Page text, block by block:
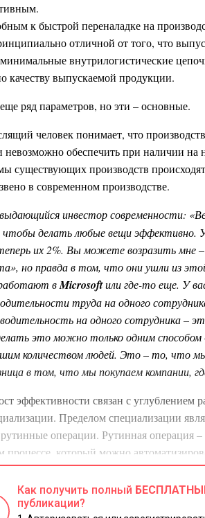
к быстрой переналадке на
отличной от того, что
внутрилогистические
качеству выпускаемой продукции.
ряд параметров, но эти – основные.
человек понимает, что
невозможно обеспечить при наличии на
существующих производств
в современном производстве.
инвестор современности:
делать любые вещи эффективно. У
их 2%. Вы можете возразить мне
но правда в том, что они ушли из
вMicrosoftили где-то еще. У
труда на одного
на одного сотрудника –
это можно только одним
количеством людей. Это – то, что
в том, что мы покупаем компании,
эффективности связан с углублением
Пределом специализации
операции. Рутинная операция –
процессе, который можно
выполняли рабочие (кто у станка, кто
массовый тираж продукта, было
немецкий инженер сказал мне: «Все,
Как получить полный
публикации?